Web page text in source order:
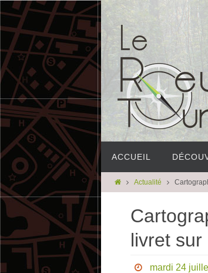
ACCUEIL
Actualité
livret sur
mardi 24